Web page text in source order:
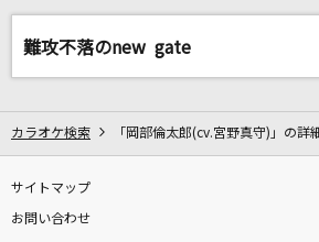
リアルタイムで歌われている
back number
靴の花火
難攻不落のnew gate
カラオケ検索 「岡部倫太郎(cv.宮野真守)」の詳
サイトマップ
お問い合わせ